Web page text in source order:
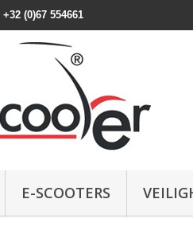
+32 (0)67 554661
E-SCOOTERS